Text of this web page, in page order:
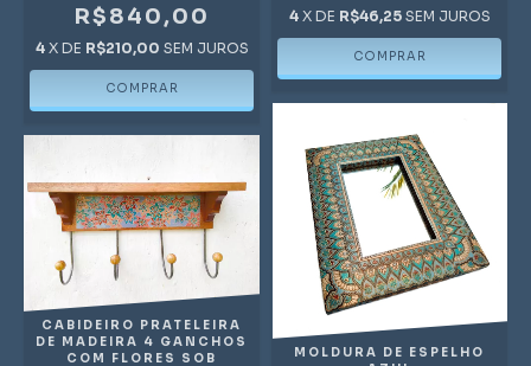
R$840,00
4 X DE R$210,00 SEM JUROS
4 X DE R$46,25 SEM JUROS
CABIDEIRO PRATELEIRA
DE MADEIRA 4 GANCHOS
COM FLORES SOB
MOLDURA DE ESPELHO